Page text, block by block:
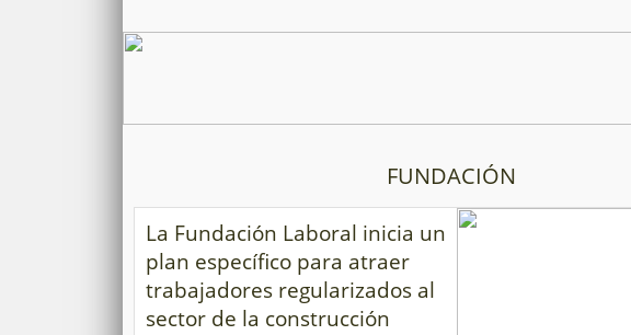
FUNDACIÓN
La Fundación Laboral inicia un
plan específico para atraer
trabajadores regularizados al
sector de la construcción